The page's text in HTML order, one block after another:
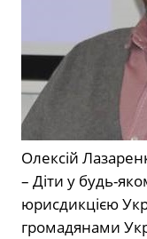
Олексій
– Діти у будь-
юрисдикцією
громадянами